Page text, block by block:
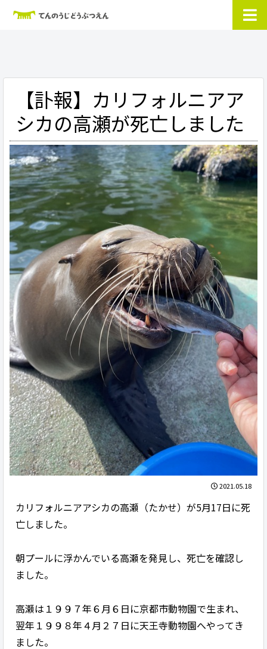
【訃報】カリフォルニアア
シカの高瀬が死亡しました
2021.05.18
カリフォルニアアシカの高瀬（たかせ）が5月17日に死
亡しました。
朝プールに浮かんでいる高瀬を発見し、死亡を確認し
ました。
高瀬は１９９７年６月６日に京都市動物園で生まれ、
翌年１９９８年４月２７日に天王寺動物園へやってき
ました。